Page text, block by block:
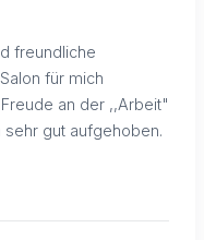
freundliche
für mich
an der ,,Arbeit"
sehr gut aufgehoben.